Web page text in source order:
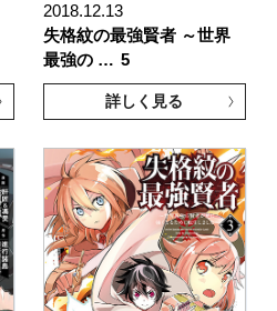
2018.12.13
失格紋の最強賢者 ～世界
最強の … 5
詳しく見る